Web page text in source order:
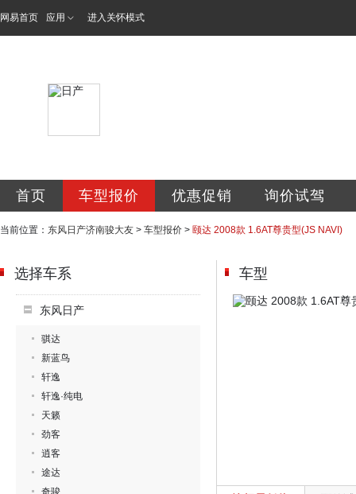
网易首页 应用 进入关怀模式
首页 车型报价 优惠促销 询价试驾
当前位置： 东风日产济南骏大友 > 车型报价 > 颐达 2008款 1.6AT尊贵型(JS NAVI)
选择车系
东风日产
骐达
新蓝鸟
轩逸
轩逸·纯电
天籁
劲客
逍客
途达
奇骏
车型